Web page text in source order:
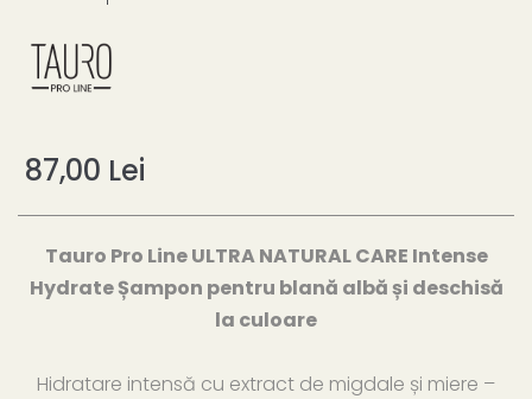
87,00 Lei
Tauro Pro Line ULTRA NATURAL CARE Intense
Hydrate Șampon pentru blană albă și deschisă
la culoare
Hidratare intensă cu extract de migdale și miere –